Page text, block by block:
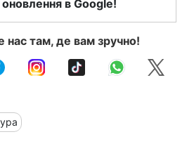
оновлення в Google!
нас там, де вам зручно!